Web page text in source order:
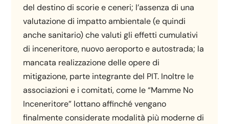
del destino di scorie e ceneri; l’assenza di una
valutazione di impatto ambientale (e quindi
anche sanitario) che valuti gli effetti cumulativi
di inceneritore, nuovo aeroporto e autostrada; la
mancata realizzazione delle opere di
mitigazione, parte integrante del PIT. Inoltre le
associazioni e i comitati, come le “Mamme No
Inceneritore” lottano affinché vengano
finalmente considerate modalità più moderne di